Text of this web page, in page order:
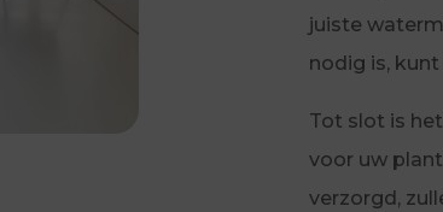
juiste
nodig is,
Tot slot is
voor uw
verzorgd,